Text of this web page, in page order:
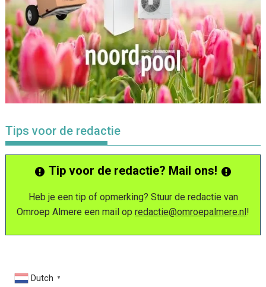
Tips voor de redactie
Tip voor de redactie? Mail ons!
Heb je een tip of opmerking? Stuur de redactie van
Omroep Almere een mail op redactie@omroepalmere.nl!
Dutch ▼